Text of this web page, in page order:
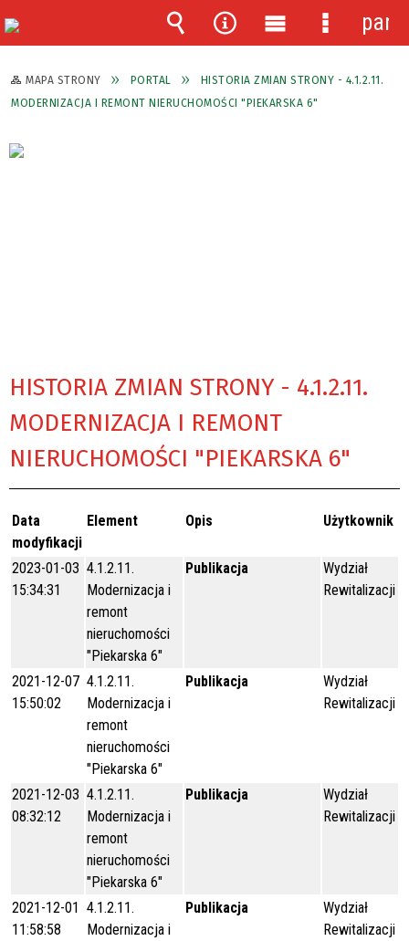
MAPA STRONY PORTAL
HISTORIA ZMIAN STRONY - 4.1.2.11.
MODERNIZACJA I REMONT NIERUCHOMOŚCI "PIEKARSKA 6"
HISTORIA ZMIAN STRONY - 4.1.2.11.
MODERNIZACJA I REMONT
NIERUCHOMOŚCI "PIEKARSKA 6"
Data
modyfikacji
Element Opis Użytkownik
2023-01-03
15:34:31
4.1.2.11.
Modernizacja i
remont
nieruchomości
"Piekarska 6"
Publikacja
Wydział
Rewitalizacji
2021-12-07
15:50:02
4.1.2.11.
Modernizacja i
remont
nieruchomości
"Piekarska 6"
Publikacja
Wydział
Rewitalizacji
2021-12-03
08:32:12
4.1.2.11.
Modernizacja i
remont
nieruchomości
"Piekarska 6"
Publikacja
Wydział
Rewitalizacji
2021-12-01
11:58:58
4.1.2.11.
Modernizacja i
Publikacja
Wydział
Rewitalizacji
Wyszukiwarka
Narzędzia
Menu
główne
Menu